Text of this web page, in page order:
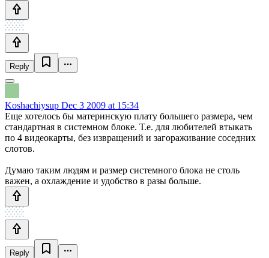
Reply
Koshachiysup Dec 3 2009 at 15:34
Еще хотелось бы материнскую плату большего размера, чем
стандартная в системном блоке. Т.е. для любителей втыкать
по 4 видеокарты, без извращений и загораживание соседних
слотов.
Думаю таким людям и размер системного блока не столь
важен, а охлаждение и удобство в разы больше.
Reply